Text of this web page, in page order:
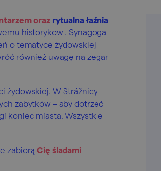
oraz rytualna łaźnia
historykowi. Synagoga
o tematyce żydowskiej.
również uwagę na zegar
żydowskiej. W Strážnicy
zabytków – aby dotrzeć
koniec miasta. Wszystkie
zabiorą Cię śladami